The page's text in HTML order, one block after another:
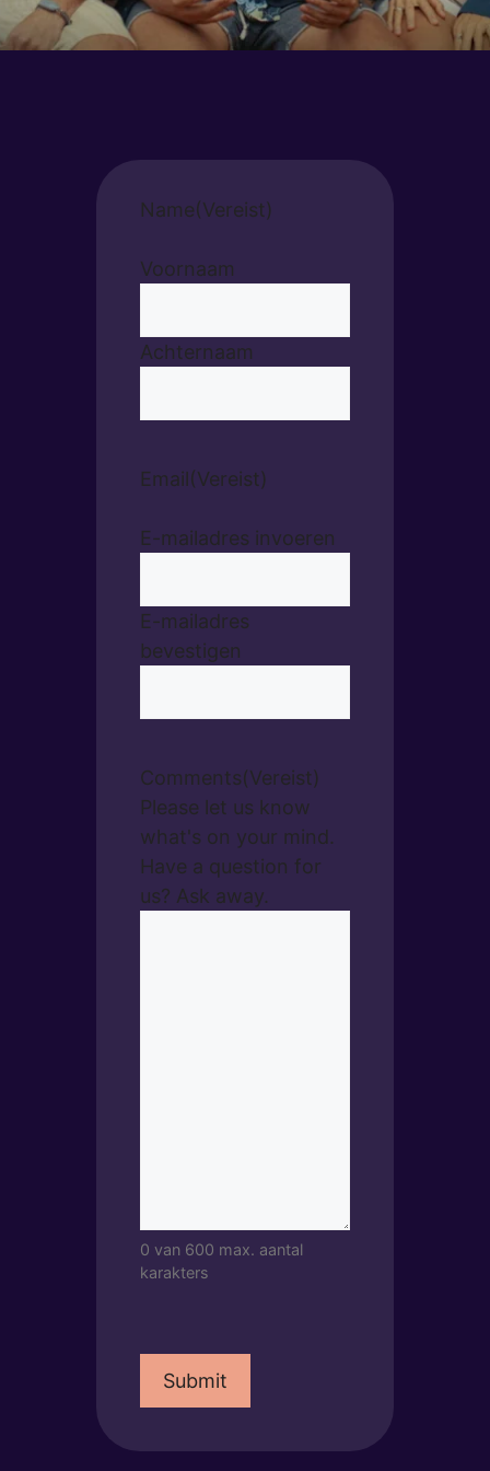
Name(Vereist)
Voornaam
Achternaam
Email(Vereist)
E-mailadres invoeren
E-mailadres
bevestigen
Comments(Vereist)
Please let us know
what's on your mind.
Have a question for
us? Ask away.
0 van 600 max. aantal
karakters